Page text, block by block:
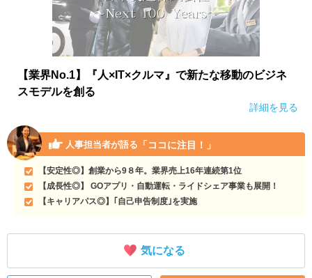
【業界No.1】『人×IT×クルマ』で新たな移動のビジネ
スモデルを創る
詳細を見る
人事担当者が語る 「ココに注目！」
【安定性◎】創業から9８年。業界売上16年連続第1位
【成長性◎】 GOアプリ・自動運転・ライドシェア事業も展開！
【キャリアパス◎】｢自己申告制度｣を実施
気になる